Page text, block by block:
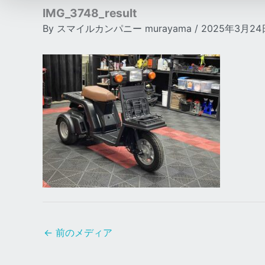
IMG_3748_result
By スマイルカンパニー murayama / 2025年3月24
← 前のメディア